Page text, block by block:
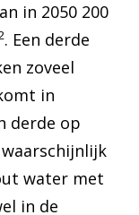
in 2050 200
. Een derde
zoveel
in
derde op
water met
in de